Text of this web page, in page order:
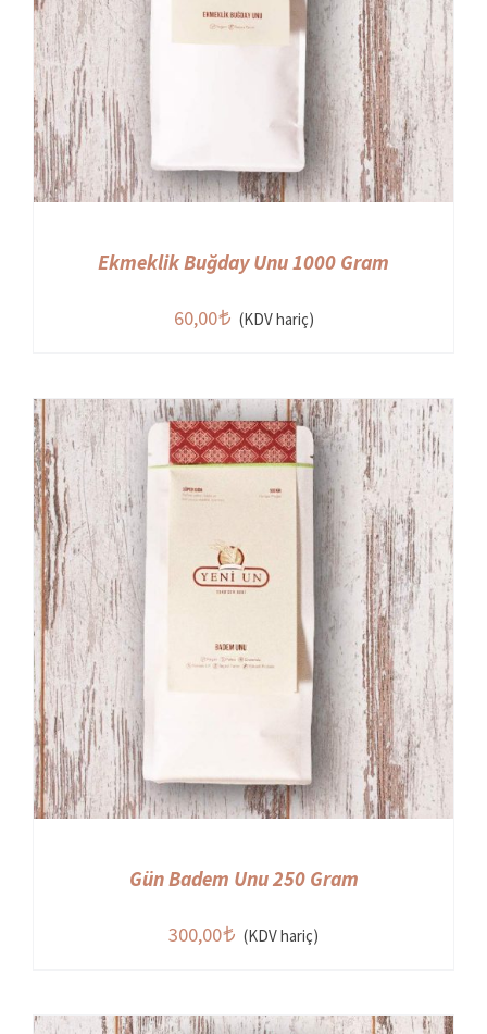
Ekmeklik Buğday Unu 1000 Gram
60,00 (KDV hariç)
Gün Badem Unu 250 Gram
300,00 (KDV hariç)